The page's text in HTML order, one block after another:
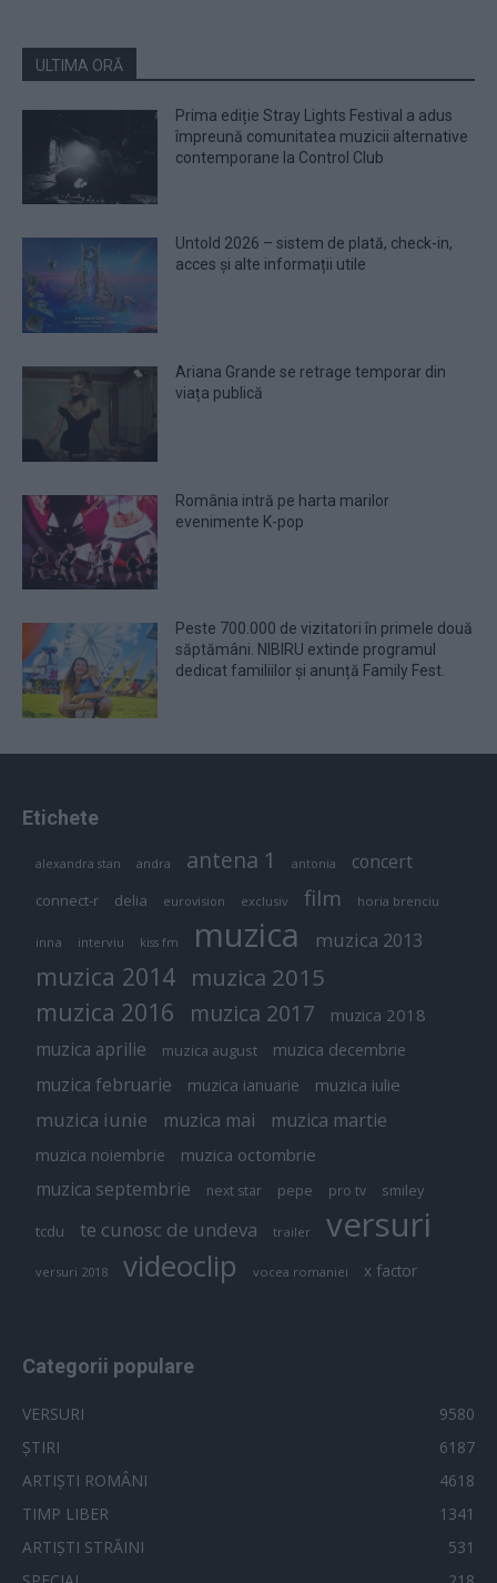
ULTIMA ORĂ
Prima ediție Stray Lights Festival a adus
împreună comunitatea muzicii alternative
contemporane la Control Club
Untold 2026 – sistem de plată, check-in,
acces și alte informații utile
Ariana Grande se retrage temporar din
viața publică
România intră pe harta marilor
evenimente K-pop
Peste 700.000 de vizitatori în primele două
săptămâni. NIBIRU extinde programul
dedicat familiilor și anunță Family Fest.
Etichete
alexandra stan andra antena 1 antonia concert
connect-r delia eurovision exclusiv film horia brenciu
inna interviu kiss fm muzica muzica 2013
muzica 2014 muzica 2015
muzica 2016 muzica 2017 muzica 2018
muzica aprilie muzica august muzica decembrie
muzica februarie muzica ianuarie muzica iulie
muzica iunie muzica mai muzica martie
muzica noiembrie muzica octombrie
muzica septembrie next star pepe pro tv smiley
tcdu te cunosc de undeva trailer versuri
versuri 2018 videoclip vocea romaniei x factor
Categorii populare
VERSURI
9580
ȘTIRI
6187
ARTIȘTI ROMÂNI
4618
TIMP LIBER
1341
ARTIȘTI STRĂINI
531